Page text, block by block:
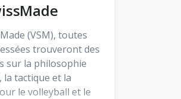
(VSM), toutes
trouveront des
sur la philosophie
la tactique et la
le volleyball et le